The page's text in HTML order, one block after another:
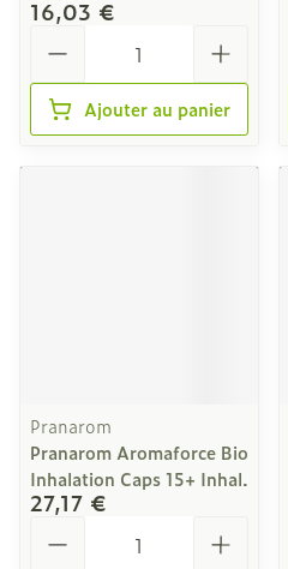
16,03 €
Ajouter au panier
Pranarom
Pranarom Aromaforce Bio
Inhalation Caps 15+ Inhal.
27,17 €